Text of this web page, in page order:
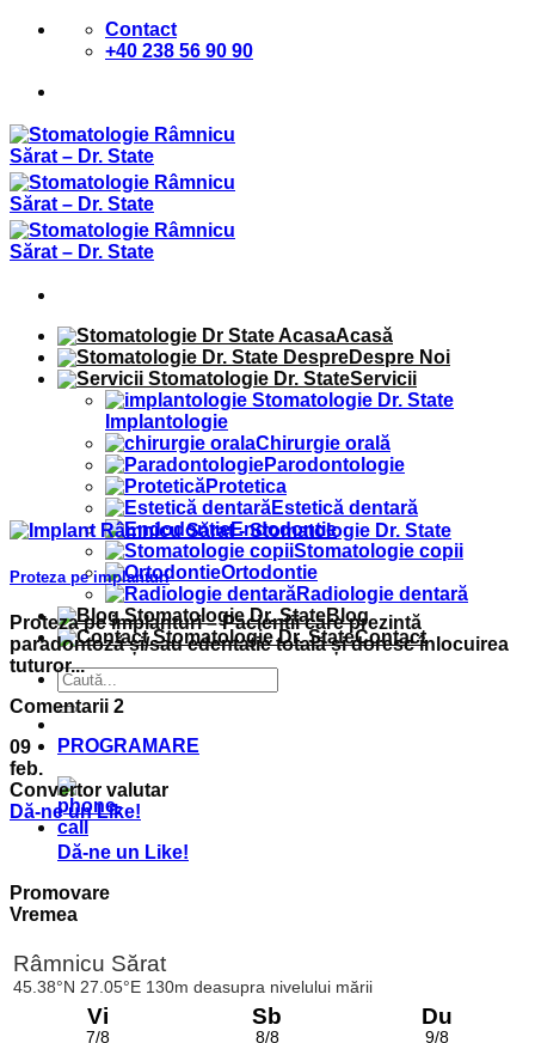
Sari
Contact
+40 238 56 90 90
Acasă
Despre Noi
Servicii
Implantologie
Chirurgie orală
Parodontologie
Protetica
Estetică dentară
Endodontie
Stomatologie copii
Ortodontie
Radiologie dentară
Blog
Contact
PROGRAMARE
Proteza pe implanturi
Proteza pe implanturi – Pacienții care prezintă
paradontoză și/sau edentatie totală și doresc înlocuirea
tuturor...
Comentarii 2
09
feb.
Convertor valutar
Dă-ne un Like!
Dă-ne un Like!
Promovare
Vremea